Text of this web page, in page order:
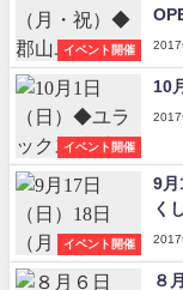
イベント開催 2017
イベント開催
10
2017
イベント開催
9
く
2017
８